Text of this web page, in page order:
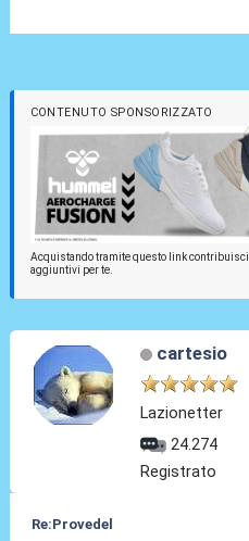
CONTENUTO SPONSORIZZATO
Acquistando tramite questo link
aggiuntivi per te.
cartesio
Lazionetter
24.274
Registrato
Re:Provedel